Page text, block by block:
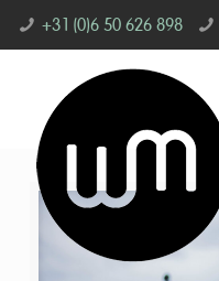
+31 (0)6 50 626 898